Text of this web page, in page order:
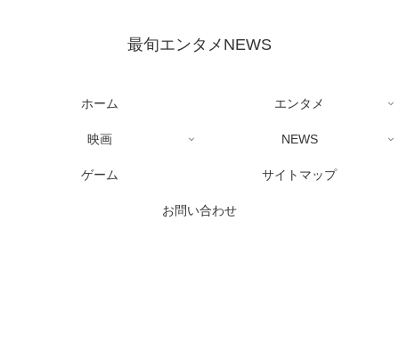
最旬エンタメNEWS
ホーム エンタメ
映画 NEWS
ゲーム サイトマップ
お問い合わせ